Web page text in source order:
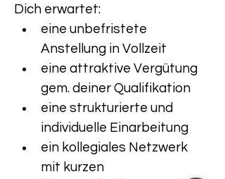
Dich erwartet:
eine unbefristete
Anstellung in Vollzeit
eine attraktive Vergütung
gem. deiner Qualifikation
eine strukturierte und
individuelle Einarbeitung
ein kollegiales Netzwerk
mit kurzen